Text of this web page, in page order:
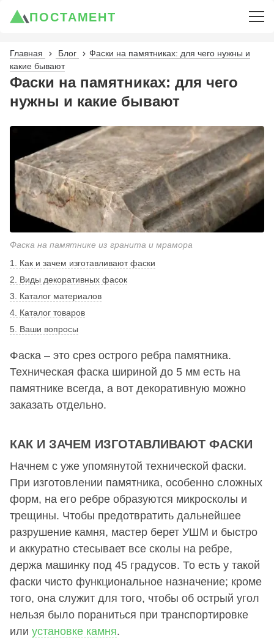
ПОСТАМЕНТ
Главная Блог
Фаски на памятниках: для чего нужны и
какие бывают
Фаски на памятниках: для чего
нужны и какие бывают
Фаска на памятнике из гранита и мрамора
1. Как и зачем изготавливают фаски
2. Виды декоративных фасок
3. Каталог материалов
4. Каталог товаров
5. Ваши вопросы
Фаска – это срез острого ребра памятника.
Техническая фаска шириной до 5 мм есть на
памятнике всегда, а вот декоративную можно
заказать отдельно.
КАК И ЗАЧЕМ ИЗГОТАВЛИВАЮТ ФАСКИ
Начнем с уже упомянутой технической фаски.
При изготовлении памятника, особенно сложных
форм, на его ребре образуются микросколы и
трещины. Чтобы предотвратить дальнейшее
разрушение камня, мастер берет УШМ и быстро
и аккуратно стесывает все сколы на ребре,
держа машинку под 45 градусов. То есть у такой
фаски чисто функциональное назначение; кроме
того, она служит для того, чтобы об острый угол
нельзя было пораниться при транспортировке
или установке камня.